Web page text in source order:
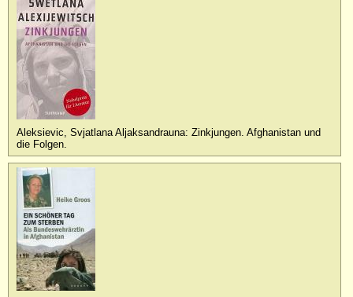
Aleksievic, Svjatlana Aljaksandrauna: Zinkjungen. Afghanistan und
die Folgen.